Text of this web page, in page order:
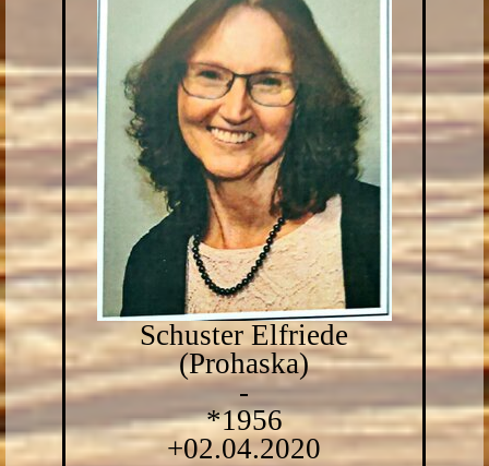
Schuster Elfriede
(Prohaska)
-
*1956
+02.04.2020